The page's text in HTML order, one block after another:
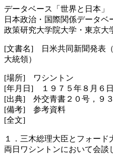
データベース「世界と日本」
日本政治・国際関係データベ
政策研究大学院大学・東京大
[文書名] 日米共同新聞発表
大統領）
[場所] ワシントン
[年月日] １９７５年８月６日
[出典] 外交青書２０号，９３
[備考] 参考資料
[全文]
１．三木総理大臣とフォー
両日ワシントンにおいて会